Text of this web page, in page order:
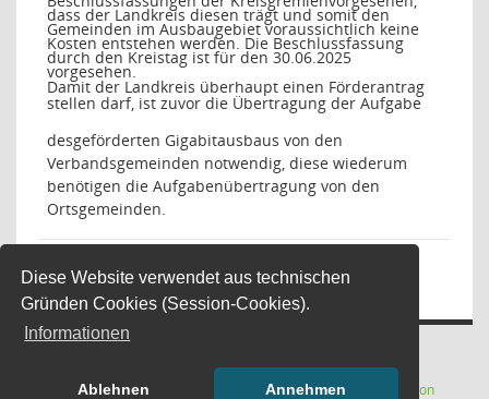
Diese Website verwendet aus technischen
Gründen Cookies (Session-Cookies).
Informationen
Ablehnen Annehmen
dass der Landkreis diesen trägt und somit den
Gemeinden im Ausbaugebiet voraussichtlich keine
Kosten entstehen werden. Die Beschlussfassung
durch den Kreistag ist für den 30.06.2025
vorgesehen.
Damit der Landkreis überhaupt einen Förderantrag
stellen darf, ist zuvor die Übertragung der Aufgabe
desgeförderten Gigabitausbaus von den
Verbandsgemeinden notwendig, diese wiederum
benötigen die Aufgabenübertragung von den
Ortsgemeinden.
Beschlussvorschlag Ausschuss:
Software:Sitzungsdienst Session(Wird in